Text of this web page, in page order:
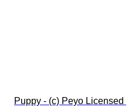
Puppy - (c) Peyo Licensed